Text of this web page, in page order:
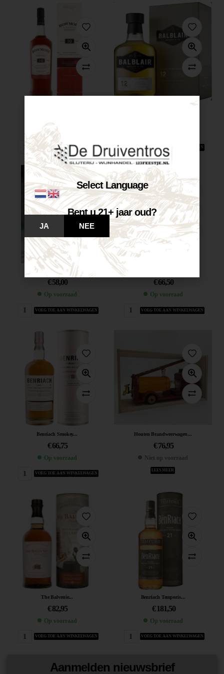
Op voorraad
VOEG TOE AAN WINKELWAGEN VOEG TOE AAN WINKELWAGEN
Baron single...
€58,00
Op voorraad
VOEG TOE AAN WINKELWAGEN
€66,50
Op voorraad
VOEG TOE AAN WINKELWAGEN
Benriach Smokey...
€66,75
Op voorraad
VOEG TOE AAN WINKELWAGEN
Houten Brandweerwagen...
€76,95
Niet op voorraad
LEES MEER
The Balvenie...
€82,95
Op voorraad
VOEG TOE AAN WINKELWAGEN
Benriach Temporis...
€ 181,50
Op voorraad
VOEG TOE AAN WINKELWAGEN
Aanmelden nieuwsbrief
Select Language
Bent u 21+ jaar oud?
JA NEE